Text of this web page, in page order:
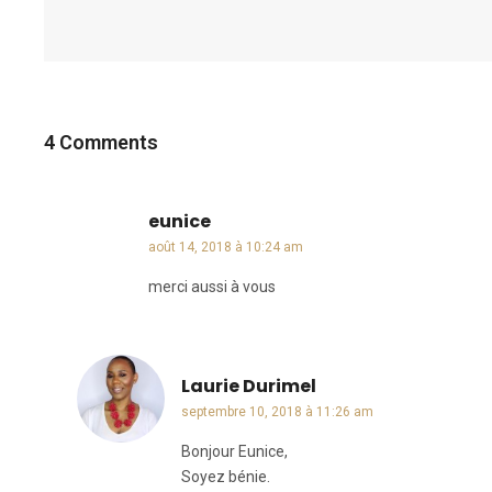
4 Comments
eunicedit :
août 14, 2018 à 10:24 am
merci aussi à vous
Laurie Durimel
septembre 10, 2018 à 11:26 am
Bonjour Eunice,
Soyez bénie.